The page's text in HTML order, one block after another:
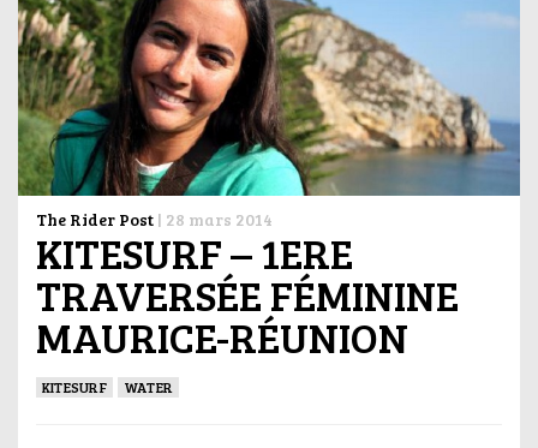
The Rider Post | 28 mars 2014
KITESURF – 1ERE
TRAVERSÉE FÉMININE
MAURICE-RÉUNION
KITESURF WATER